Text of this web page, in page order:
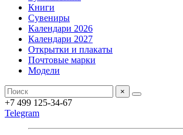
Книги
Сувениры
Календари 2026
Календари 2027
Открытки и плакаты
Почтовые марки
Модели
×
+7 499 125-34-67
Telegram